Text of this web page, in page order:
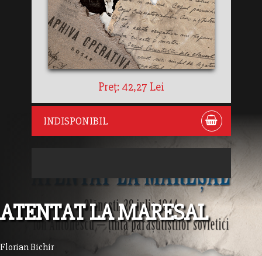
Preț: 42,27 Lei
INDISPONIBIL
ATENTAT LA MARESAL
Florian Bichir